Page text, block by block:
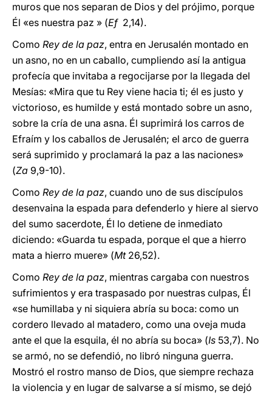
muros que nos separan de Dios y del prójimo, porque
Él «es nuestra paz » (Ef 2,14).
Como Rey de la paz, entra en Jerusalén montado en
un asno, no en un caballo, cumpliendo así la antigua
profecía que invitaba a regocijarse por la llegada del
Mesías: «Mira que tu Rey viene hacia ti; él es justo y
victorioso, es humilde y está montado sobre un asno,
sobre la cría de una asna. Él suprimirá los carros de
Efraím y los caballos de Jerusalén; el arco de guerra
será suprimido y proclamará la paz a las naciones»
(Za 9,9-10).
Como Rey de la paz, cuando uno de sus discípulos
desenvaina la espada para defenderlo y hiere al siervo
del sumo sacerdote, Él lo detiene de inmediato
diciendo: «Guarda tu espada, porque el que a hierro
mata a hierro muere» (Mt26,52).
Como Rey de la paz, mientras cargaba con nuestros
sufrimientos y era traspasado por nuestras culpas, Él
«se humillaba y ni siquiera abría su boca: como un
cordero llevado al matadero, como una oveja muda
ante el que la esquila, él no abría su boca» (Is 53,7). No
se armó, no se defendió, no libró ninguna guerra.
Mostró el rostro manso de Dios, que siempre rechaza
la violencia y en lugar de salvarse a sí mismo, se dejó